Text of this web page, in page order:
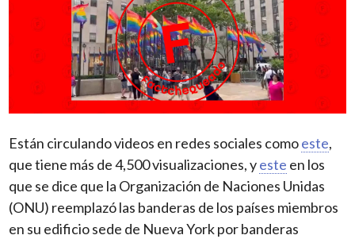
Están circulando videos en redes sociales comoeste,
que tiene más de 4,500 visualizaciones, yeste en los
que se dice que la Organización de Naciones Unidas
(ONU) reemplazó las banderas de los países miembros
en su edificio sede de Nueva York por banderas